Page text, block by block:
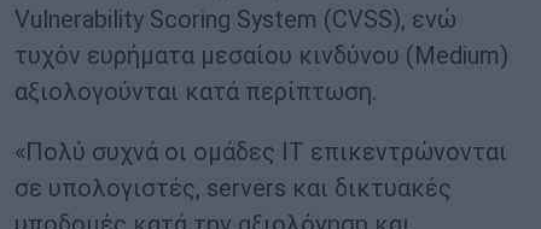
Vulnerability Scoring System (CVSS), ενώ
τυχόν ευρήματα μεσαίου κινδύνου (Medium)
αξιολογούνται κατά περίπτωση.
«Πολύ συχνά οι ομάδες IT επικεντρώνονται
σε υπολογιστές, servers και δικτυακές